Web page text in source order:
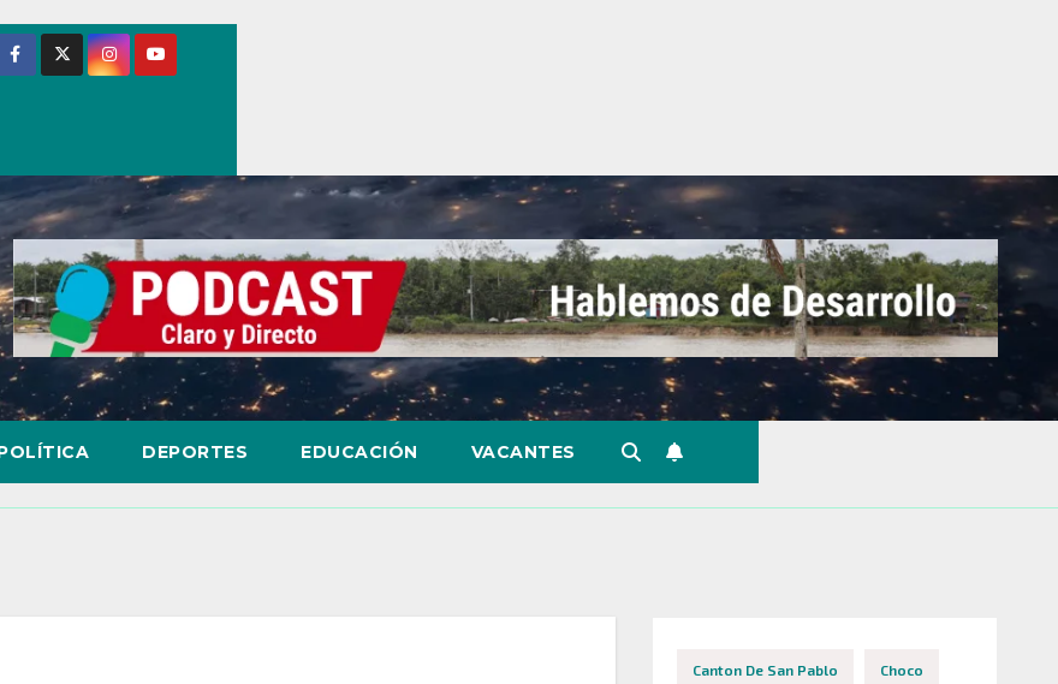
DEPORTES EDUCACIÓN VACANTES
Canton De San Pablo Choco